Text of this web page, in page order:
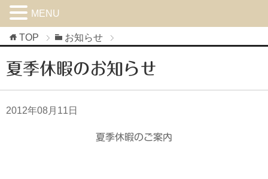
TOP お知らせ
夏季休暇のお知らせ
2012年08月11日
夏季休暇のご案内
MENU